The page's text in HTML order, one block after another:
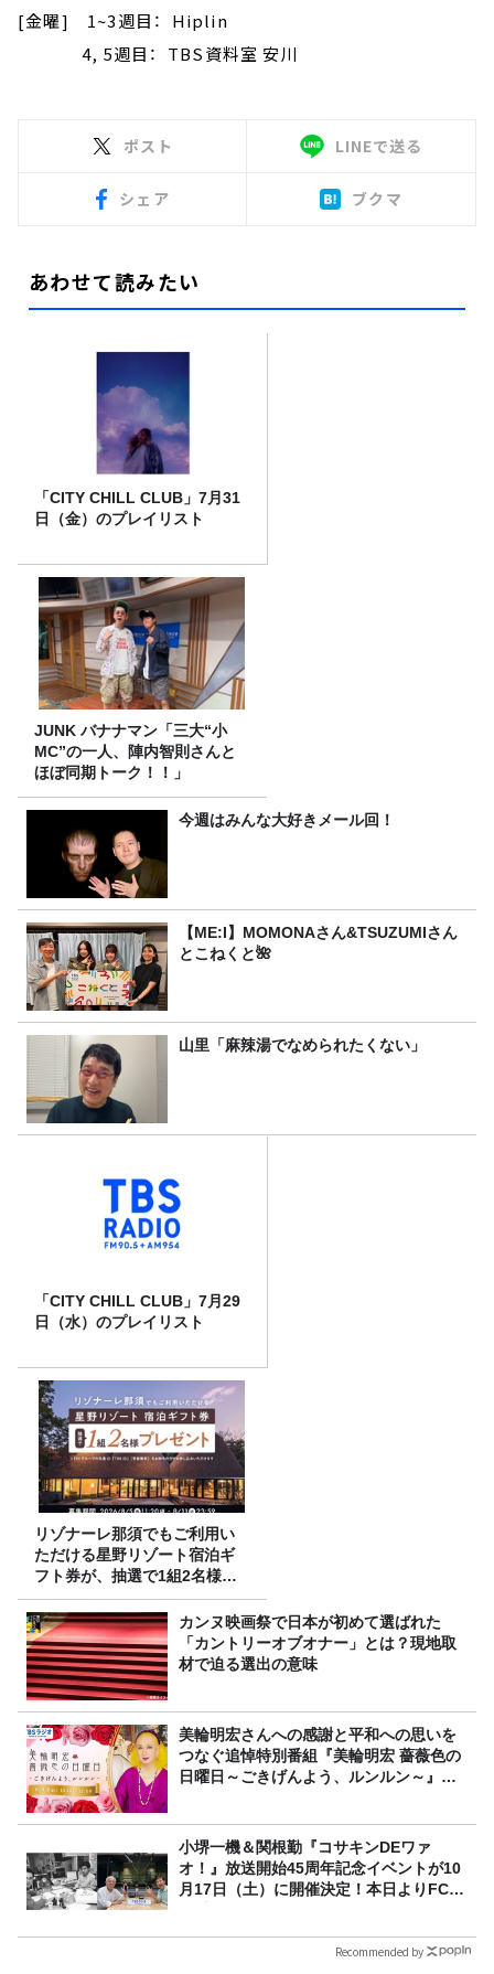
[金曜] 1~3週目： Hiplin
4, 5週目： TBS資料室 安川
ポスト LINEで送る
シェア ブクマ
あわせて読みたい
「CITY CHILL CLUB」7月31
日（金）のプレイリスト
JUNK バナナマン「三大“小
MC”の一人、陣内智則さんと
ほぼ同期トーク！！」
今週はみんな大好きメール回！
【ME:I】MOMONAさん&TSUZUMIさん
とこねくと🌺
山里「麻辣湯でなめられたくない」
「CITY CHILL CLUB」7月29
日（水）のプレイリスト
リゾナーレ那須でもご利用い
ただける星野リゾート宿泊ギ
フト券が、抽選で1組2名様に
プレゼント！
カンヌ映画祭で日本が初めて選ばれた
「カントリーオブオナー」とは？現地取
材で迫る選出の意味
美輪明宏さんへの感謝と平和への思いを
つなぐ追悼特別番組『美輪明宏 薔薇色の
日曜日～ごきげんよう、ルンルン～』
小堺一機＆関根勤『コサキンDEワァ
オ！』放送開始45周年記念イベントが10
月17日（土）に開催決定！本日よりFC先
Recommended by